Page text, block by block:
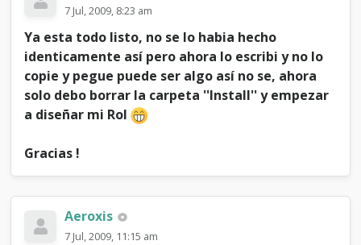
7 Jul, 2009, 8:23 am
Ya esta todo listo, no se lo habia hecho
identicamente así pero ahora lo escribi y no lo
copie y pegue puede ser algo así no se, ahora
solo debo borrar la carpeta ''Install'' y empezar
a diseñar mi Rol
Gracias !
Aeroxis
7 Jul, 2009, 11:15 am